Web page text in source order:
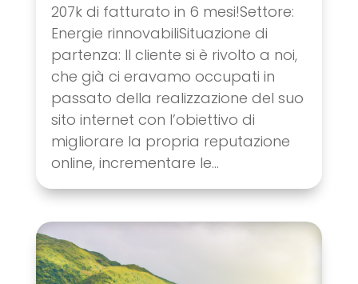
207k di fatturato in 6 mesi!Settore:
Energie rinnovabiliSituazione di
partenza: Il cliente si è rivolto a noi,
che già ci eravamo occupati in
passato della realizzazione del suo
sito internet con l’obiettivo di
migliorare la propria reputazione
online, incrementare le...